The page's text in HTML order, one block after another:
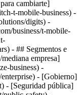
cambiarte]
t-mobile-business) -
digits) -
business/t-mobile-
- ## Segmentos e
empresa]
business) -
- [Gobierno]
- [Seguridad pública]